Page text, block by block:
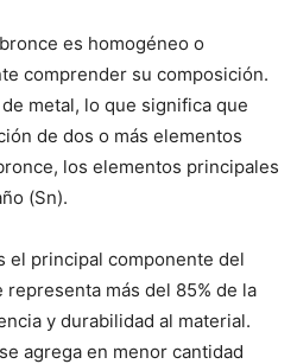
es homogéneo o
comprender su composición.
metal, lo que significa que
de dos o más elementos
los elementos principales
(Sn).
el principal componente del
más del 85% de la
y durabilidad al material.
agrega en menor cantidad